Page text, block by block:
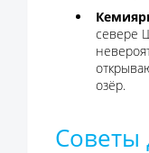
севере
озёр.
Советы